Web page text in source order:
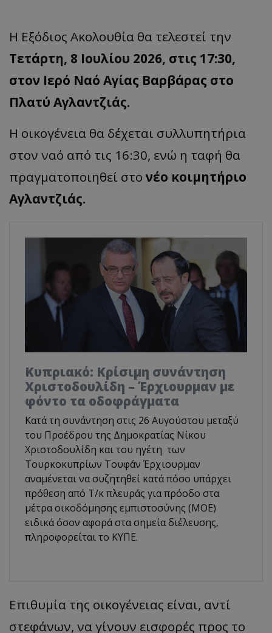
Τετάρτη, 8 Ιουλίου 2026, στις 17:30,
στον Ιερό Ναό Αγίας Βαρβάρας στο
Πλατύ Αγλαντζιάς.
Η οικογένεια θα δέχεται συλλυπητήρια
στον ναό από τις 16:30, ενώ η ταφή θα
πραγματοποιηθεί στονέο κοιμητήριο
Αγλαντζιάς.
Κυπριακό: Κρίσιμη συνάντηση
Χριστοδουλίδη – Έρχιουρμαν με
φόντο τα οδοφράγματα
Κατά τη συνάντηση στις 26 Αυγούστου μεταξύ
του Προέδρου της Δημοκρατίας Νίκου
Χριστοδουλίδη και του ηγέτη των
Τουρκοκυπρίων Τουφάν Έρχιουρμαν
αναμένεται να συζητηθεί κατά πόσο υπάρχει
πρόθεση από Τ/κ πλευράς για πρόοδο στα
μέτρα οικοδόμησης εμπιστοσύνης (ΜΟΕ)
ειδικά όσον αφορά στα σημεία διέλευσης,
πληροφορείται το ΚΥΠΕ.
Επιθυμία της οικογένειας είναι, αντί
στεφάνων, να γίνουν εισφορές προς το